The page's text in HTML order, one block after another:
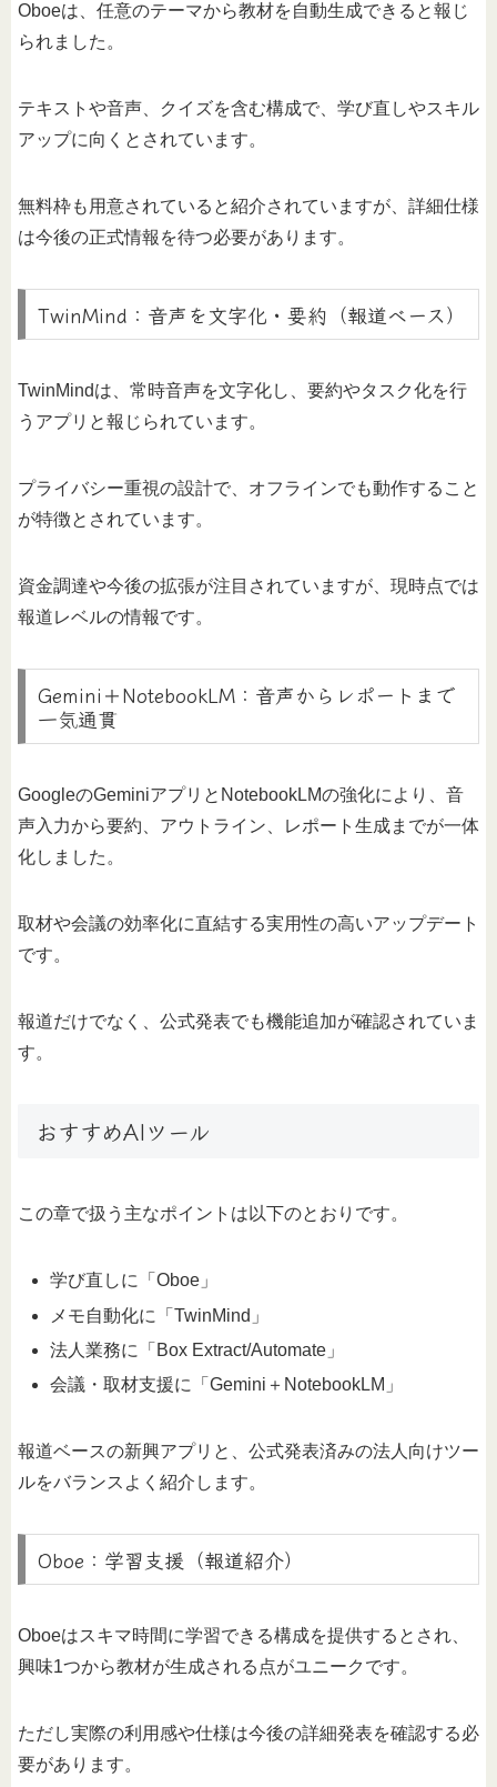
Oboeは、任意のテーマから教材を自動生成できると報じ
られました。
テキストや音声、クイズを含む構成で、学び直しやスキル
アップに向くとされています。
無料枠も用意されていると紹介されていますが、詳細仕様
は今後の正式情報を待つ必要があります。
TwinMind：音声を文字化・要約（報道ベース）
TwinMindは、常時音声を文字化し、要約やタスク化を行
うアプリと報じられています。
プライバシー重視の設計で、オフラインでも動作すること
が特徴とされています。
資金調達や今後の拡張が注目されていますが、現時点では
報道レベルの情報です。
Gemini＋NotebookLM：音声からレポートまで
一気通貫
GoogleのGeminiアプリとNotebookLMの強化により、音
声入力から要約、アウトライン、レポート生成までが一体
化しました。
取材や会議の効率化に直結する実用性の高いアップデート
です。
報道だけでなく、公式発表でも機能追加が確認されていま
す。
おすすめAIツール
この章で扱う主なポイントは以下のとおりです。
学び直しに「Oboe」
メモ自動化に「TwinMind」
法人業務に「Box Extract/Automate」
会議・取材支援に「Gemini＋NotebookLM」
報道ベースの新興アプリと、公式発表済みの法人向けツー
ルをバランスよく紹介します。
Oboe：学習支援（報道紹介）
Oboeはスキマ時間に学習できる構成を提供するとされ、
興味1つから教材が生成される点がユニークです。
ただし実際の利用感や仕様は今後の詳細発表を確認する必
要があります。